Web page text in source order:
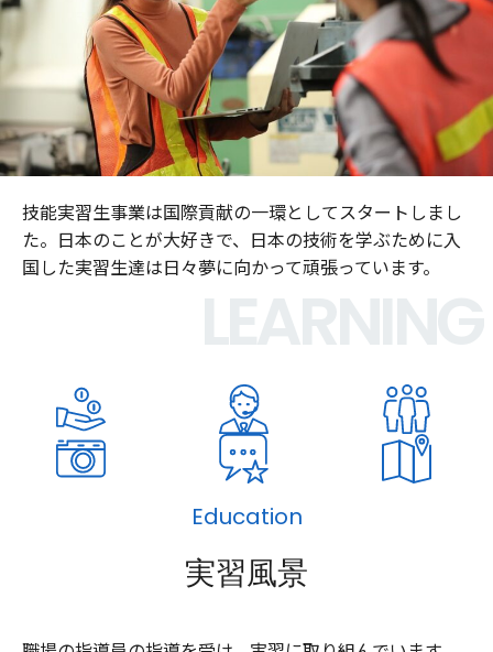
技能実習生事業は国際貢献の一環としてスタートしまし
た。日本のことが大好きで、日本の技術を学ぶために入
国した実習生達は日々夢に向かって頑張っています。
Education
実習風景